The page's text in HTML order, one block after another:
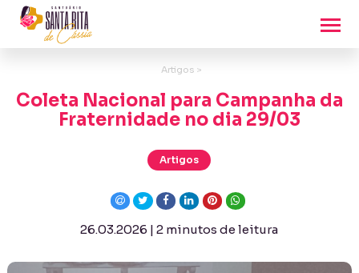
Artigos >
Coleta Nacional para Campanha da
Fraternidade no dia 29/03
Artigos
26.03.2026 | 2 minutos de leitura